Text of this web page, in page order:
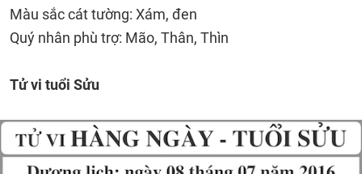
Màu sắc cát tường: Xám, đen
Quý nhân phù trợ: Mão, Thân, Thìn
Tử vi tuổi Sửu